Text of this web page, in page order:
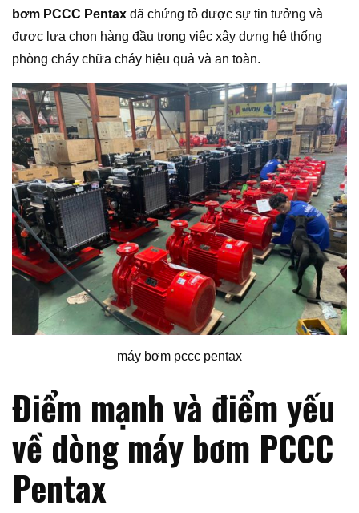
bơm PCCC Pentax đã chứng tỏ được sự tin tưởng và
được lựa chọn hàng đầu trong việc xây dựng hệ thống
phòng cháy chữa cháy hiệu quả và an toàn.
máy bơm pccc pentax
Điểm mạnh và điểm yếu
về dòng máy bơm PCCC
Pentax